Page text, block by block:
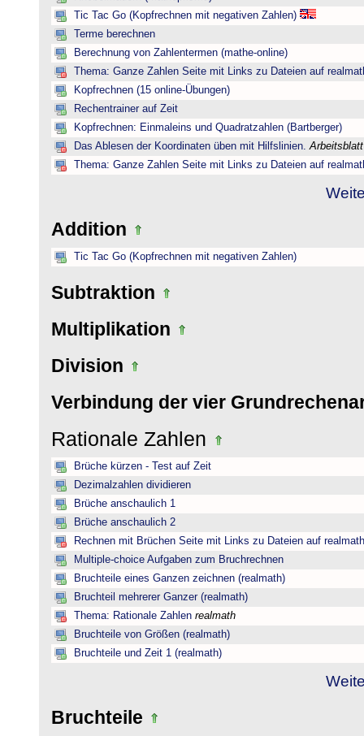
Tic Tac Go (Kopfrechnen mit negativen Zahlen)
Terme berechnen
Berechnung von Zahlentermen (mathe-online)
Thema: Ganze Zahlen Seite mit Links zu Dateien auf
Kopfrechnen (15 online-Übungen)
Rechentrainer auf Zeit
Kopfrechnen: Einmaleins und Quadratzahlen (Bartberger)
Das Ablesen der Koordinaten üben mit Hilfslinien.
Thema: Ganze Zahlen Seite mit Links zu Dateien auf
Addition
Tic Tac Go (Kopfrechnen mit negativen Zahlen)
Subtraktion
Multiplikation
Division
Verbindung der vier
Rationale Zahlen
Brüche kürzen - Test auf Zeit
Dezimalzahlen dividieren
Brüche anschaulich 1
Brüche anschaulich 2
Rechnen mit Brüchen Seite mit Links zu Dateien auf
Multiple-choice Aufgaben zum Bruchrechnen
Bruchteile eines Ganzen zeichnen (realmath)
Bruchteil mehrerer Ganzer (realmath)
Thema: Rationale Zahlen realmath
Bruchteile von Größen (realmath)
Bruchteile und Zeit 1 (realmath)
Bruchteile